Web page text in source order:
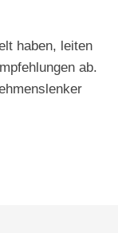
haben, leiten
ab.